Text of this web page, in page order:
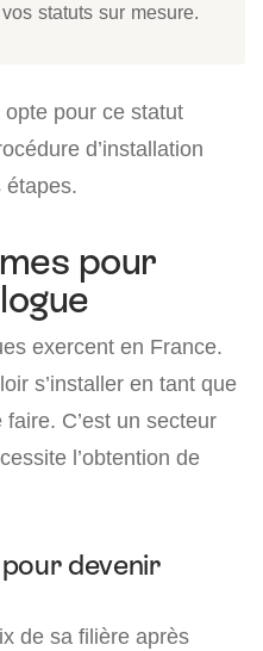
statuts sur mesure.
pour ce statut
d’installation
étapes.
pour
exercent en France.
s’installer en tant que
C’est un secteur
l’obtention de
devenir
de sa filière après